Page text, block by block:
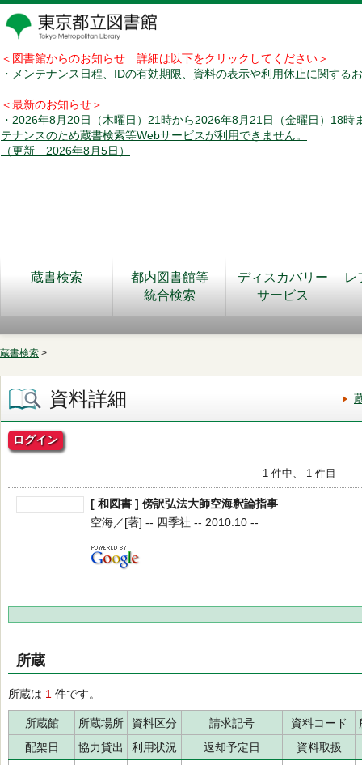
＜図書館からのお知らせ 詳細は以下をクリックしてください＞
・メンテナンス日程、IDの有効期限、資料の表示や利用休止に関する
＜最新のお知らせ＞
・2026年8月20日（木曜日）21時から2026年8月21日（金曜日）18時
テナンスのため蔵書検索等Webサービスが利用できません。
（更新 2026年8月5日）
蔵書検索
都内図書館等
統合検索
ディスカバリー
サービス
レ
蔵書検索 >
資料詳細
ログイン
1 件中、 1 件目
[ 和図書 ] 傍訳弘法大師空海釈論指事
空海／[著] -- 四季社 -- 2010.10 --
所蔵
所蔵は 1 件です。
所蔵館 所蔵場所 資料区分 請求記号 資料コード
配架日
協力貸出 利用状況 返却予定日
資料取扱